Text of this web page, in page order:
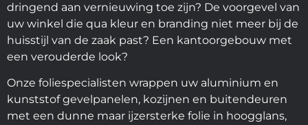
dringend aan vernieuwing toe zijn? De voorgevel van
uw winkel die qua kleur en branding niet meer bij de
huisstijl van de zaak past? Een kantoorgebouw met
een verouderde look?
Onze foliespecialisten wrappen uw aluminium en
kunststof gevelpanelen, kozijnen en buitendeuren
met een dunne maar ijzersterke folie in hoogglans,